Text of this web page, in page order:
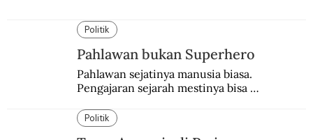
Politik
Pahlawan bukan Superhero
Pahlawan sejatinya manusia biasa.
Pengajaran sejarah mestinya bisa
Politik